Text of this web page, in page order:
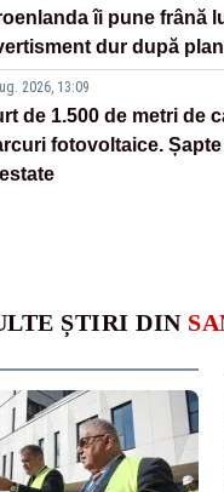
îi pune frână
dur după
2026, 13:09
de 1.500 de metri de
fotovoltaice.
ȘTIRI DIN